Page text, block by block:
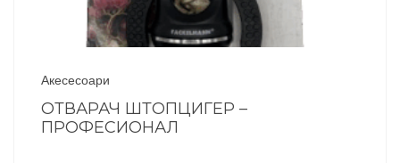
Акесесоари
ОТВАРАЧ ШТОПЦИГЕР –
ПРОФЕСИОНАЛ